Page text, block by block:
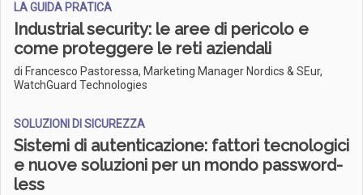
LA GUIDA PRATICA
Industrial security: le aree di pericolo e
come proteggere le reti aziendali
di Francesco Pastoressa, Marketing Manager Nordics & SEur,
WatchGuard Technologies
SOLUZIONI DI SICUREZZA
Sistemi di autenticazione: fattori tecnologici
e nuove soluzioni per un mondo password-
less